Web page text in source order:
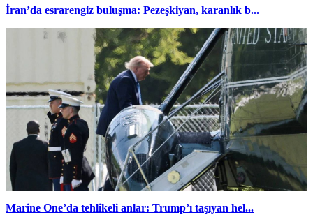
İran’da esrarengiz buluşma: Pezeşkiyan, karanlık b...
Marine One’da tehlikeli anlar: Trump’ı taşıyan hel...